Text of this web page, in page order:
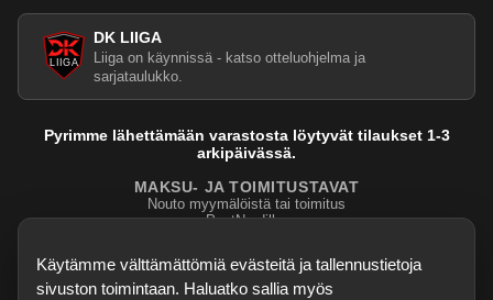
DK LIIGA
Liiga on käynnissä - katso otteluohjelma ja
sarjataulukko.
Pyrimme lähettämään varastosta löytyvät tilaukset 1-3
arkipäivässä.
MAKSU- JA TOIMITUSTAVAT
Nouto myymälöistä tai toimitus
PostNordilla.
Evasteasetukset
Käytämme välttämättömiä evästeitä ja tallennustietoja
sivuston toimintaan. Haluatko sallia myös